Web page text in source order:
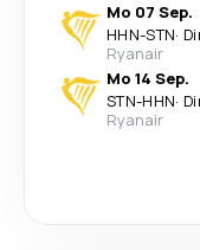
Mo 07 Sep.
HHN-STN·
Ryanair
Mo 14 Sep.
STN-HHN·
Ryanair